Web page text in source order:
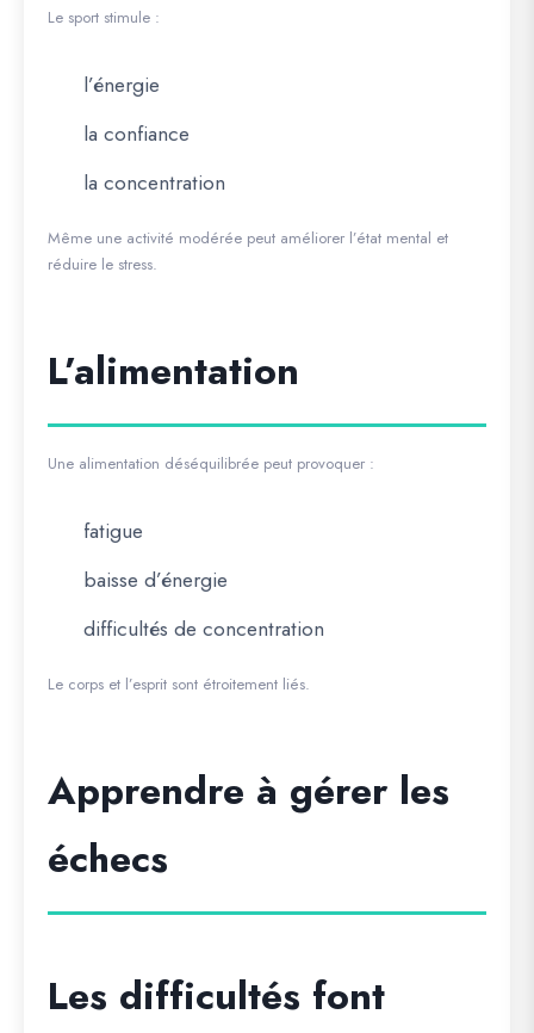
Le sport stimule :
l’énergie
la confiance
la concentration
Même une activité modérée peut améliorer l’état mental et
réduire le stress.
L’alimentation
Une alimentation déséquilibrée peut provoquer :
fatigue
baisse d’énergie
difficultés de concentration
Le corps et l’esprit sont étroitement liés.
Apprendre à gérer les
échecs
Les difficultés font